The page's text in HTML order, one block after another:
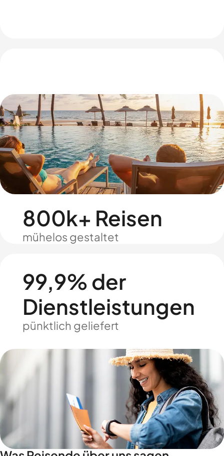
800k+ Reisen
mühelos gestaltet
99,9% der
Dienstleistungen
pünktlich geliefert